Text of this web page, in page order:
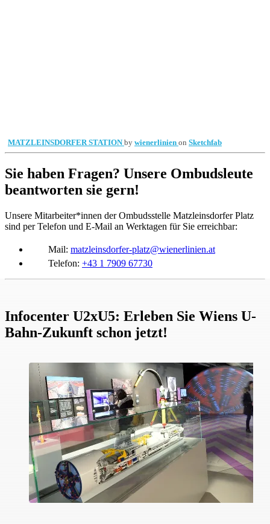
MATZLEINSDORFER STATIONby wienerlinien on Sketchfab
Sie haben Fragen? Unsere Ombudsleute
beantworten sie gern!
Unsere Mitarbeiter*innen der Ombudsstelle Matzleinsdorfer Platz
sind per Telefon und E-Mail an Werktagen für Sie erreichbar:
Mail: matzleinsdorfer-platz@wienerlinien.at
Telefon: +43 1 7909 67730
Infocenter U2xU5: Erleben Sie Wiens U-
Bahn-Zukunft schon jetzt!